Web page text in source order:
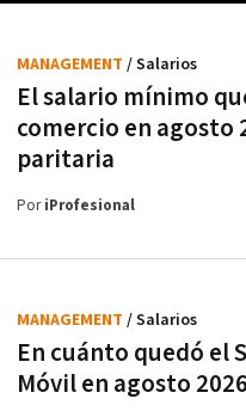
El salario mínimo
comercio en agosto
paritaria
MANAGEMENT / Salarios
PoriProfesional
En cuánto quedó el
Móvil en agosto 2026
MANAGEMENT / Salarios